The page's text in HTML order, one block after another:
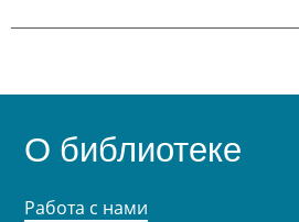
О библиотеке
Работа с нами